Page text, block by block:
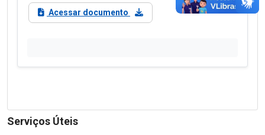
Acessar documento
Serviços Úteis